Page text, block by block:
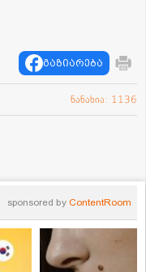
გაზიარება
ნანახია: 1136
sponsored by ContentRoom